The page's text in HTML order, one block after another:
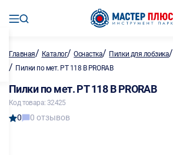
Главная/ Каталог/Оснастка/ Пилки для лобзика/
/ Пилки по мет. РТ 118 В PRORAB
Пилки по мет. РТ 118 В PRORAB
Код товара: 32425
0 0 отзывов